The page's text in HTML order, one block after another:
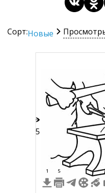
Сорт:Новые
15
1 5